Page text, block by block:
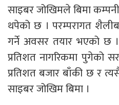
साइबर जोखिमले बिमा
थपेको छ । परम्परागत
गर्ने अवसर तयार भएको छ
प्रतिशत नागरिकमा पुगेको
प्रतिशत बजार बाँकी छ र
साइबर जोखिम बिमा ।